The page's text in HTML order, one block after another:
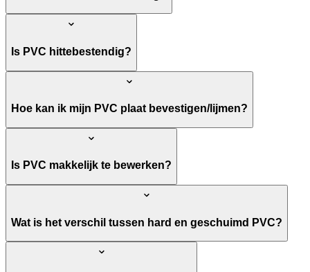
Is PVC hittebestendig?
Hoe kan ik mijn PVC plaat bevestigen/lijmen?
Is PVC makkelijk te bewerken?
Wat is het verschil tussen hard en geschuimd PVC?